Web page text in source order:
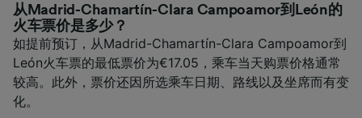
从Madrid-Chamartín-Clara Campoamor到León的
火车票价是多少？
如提前预订，从Madrid-Chamartín-Clara Campoamor到
León火车票的最低票价为€17.05，乘车当天购票价格通常
较高。此外，票价还因所选乘车日期、路线以及坐席而有变
化。